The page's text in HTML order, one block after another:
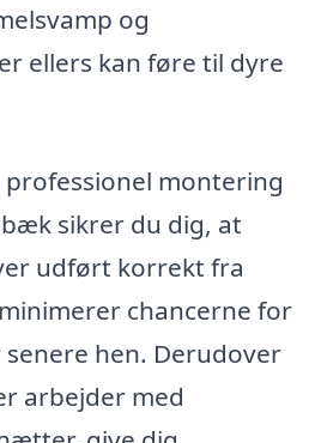
og
ellers kan føre til dyre
professionel montering
sikrer du dig, at
udført korrekt fra
chancerne for
hen. Derudover
arbejder med